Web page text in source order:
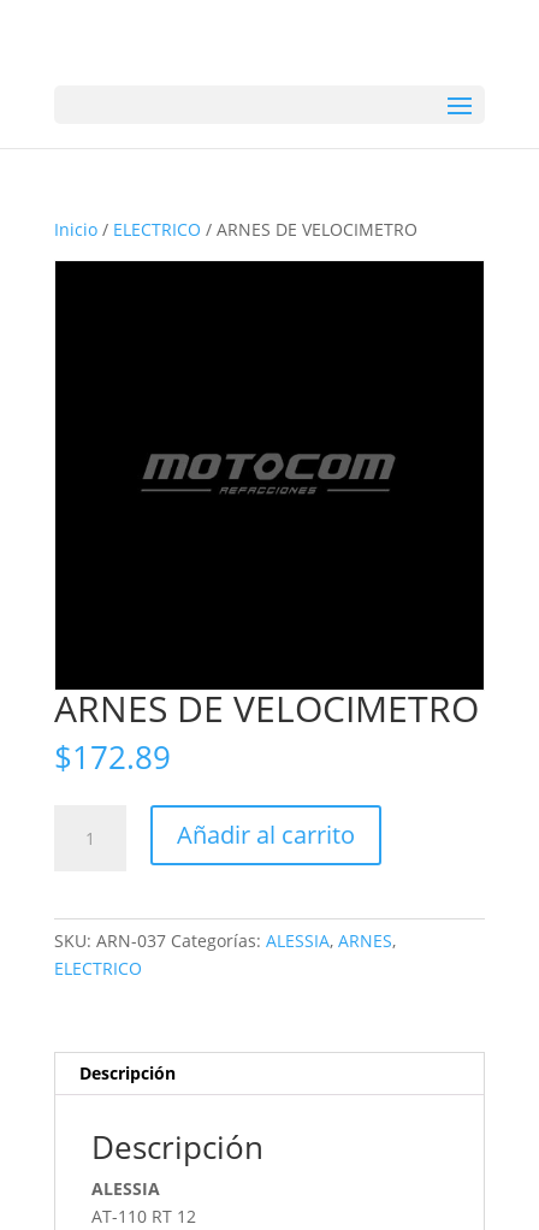
Inicio/ ELECTRICO / ARNES DE VELOCIMETRO
ARNES DE VELOCIMETRO
$172.89
Añadir al carrito
SKU: ARN-037 Categorías: ALESSIA, ARNES,
ELECTRICO
Descripción
Descripción
ALESSIA
AT-110 RT 12